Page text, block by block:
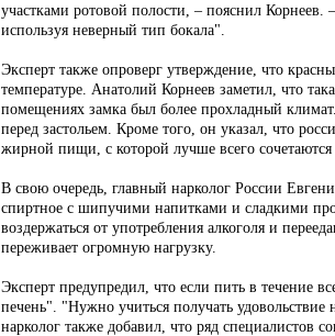
участками ротовой полости, – пояснил Корнеев.
используя неверный тип бокала".
Эксперт также опроверг утверждение, что
температуре. Анатолий Корнеев заметил, что
помещениях замка был более прохладный
перед застольем. Кроме того, он указал, что
жирной пищи, с которой лучше всего сочетаются
В свою очередь, главный нарколог России
спиртное с шипучими напитками и сладкими
воздержаться от употребления алкоголя и
переживает огромную нагрузку.
Эксперт предупредил, что если пить в течение
печень". "Нужно учиться получать
нарколог также добавил, что ряд специалистов